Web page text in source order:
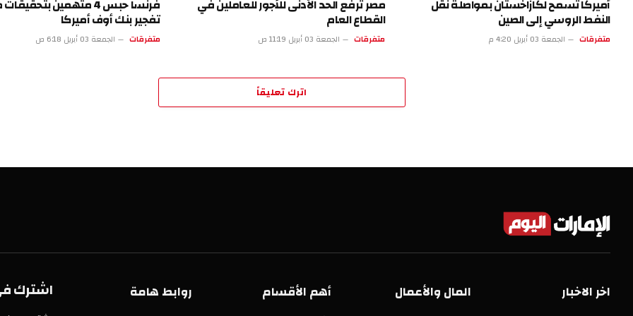
أميركا تسمح لكازاخستان بمواصلة نقل
النفط الروسي إلى الصين
متفرقات الجمعة 03 أبريل 4:20 م
مصر ترفع الحد الأدنى للأجور للعاملين في
القطاع العام
متفرقات الجمعة 03 أبريل 11:19 ص
فرنسا حبس 4 متهمين
تفجير بنك أوف أميركا
متفرقات الجمعة 03 أبريل 6:18 ص
اترك تعليقاً
اخر الاخبار المال والأعمال أهم الأقسام روابط هامة اشترك